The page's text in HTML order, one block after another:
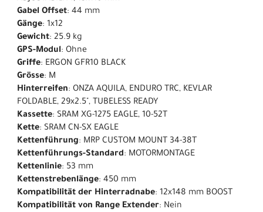
Gabel Offset: 44 mm
Gänge: 1x12
Gewicht: 25.9 kg
GPS-Modul: Ohne
Griffe: ERGON GFR10 BLACK
Grösse: M
Hinterreifen: ONZA AQUILA, ENDURO TRC, KEVLAR
FOLDABLE, 29x2.5", TUBELESS READY
Kassette: SRAM XG-1275 EAGLE, 10-52T
Kette: SRAM CN-SX EAGLE
Kettenführung: MRP CUSTOM MOUNT 34-38T
Kettenführungs-Standard: MOTORMONTAGE
Kettenlinie: 53 mm
Kettenstrebenlänge: 450 mm
Kompatibilität der Hinterradnabe: 12x148 mm BOOST
Kompatibilität von Range Extender: Nein